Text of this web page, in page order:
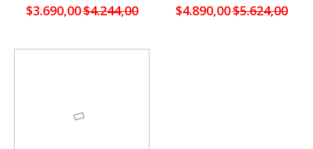
Precio
especial
$3.690,00$4.244,00
Precio
especial
$4.890,00$5.624,00